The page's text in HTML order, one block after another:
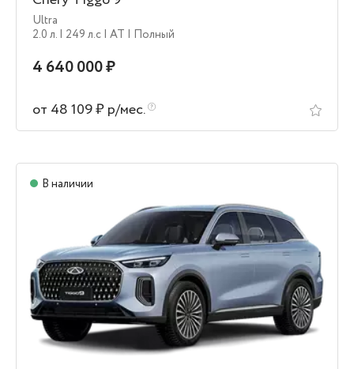
Ultra
2.0 л. | 249 л.c | AT | Полный
4 640 000 ₽
от 48 109 ₽ р/мес.
В наличии